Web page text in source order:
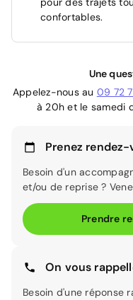
confortables.
Une
Appelez-nous au 09 72
à 20h et le samedi
Prenez
Besoin d'un
et/ou de reprise ?
Prendre
On vous
Besoin d'une réponse